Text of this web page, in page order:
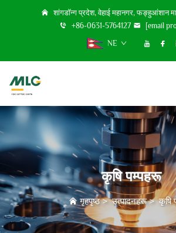
शांगडॉन्ग प्रदेश, वेहाई महानगर, फङ्हुआंशान
+86-0631-5764127
[email
NE
कृषि पम्पहरू
गृहपृष्ठ>उत्पादनहरू>कृषि